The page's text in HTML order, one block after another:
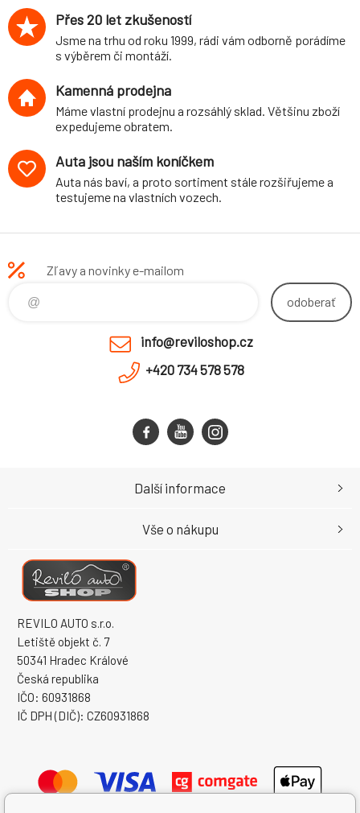
Přes 20 let zkušeností
Jsme na trhu od roku 1999, rádi vám odborně porádíme
s výběrem či montáží.
Kamenná prodejna
Máme vlastní prodejnu a rozsáhlý sklad. Většinu zboží
expedujeme obratem.
Auta jsou naším koníčkem
Auta nás baví, a proto sortiment stále rozšiřujeme a
testujeme na vlastních vozech.
Zľavy a novinky e-mailom
odoberať
info@reviloshop.cz
+420 734 578 578
REVILO AUTO s.r.o.
Letiště objekt č. 7
50341 Hradec Králové
Česká republika
IČO: 60931868
IČ DPH (DIČ): CZ60931868
Další informace
Vše o nákupu